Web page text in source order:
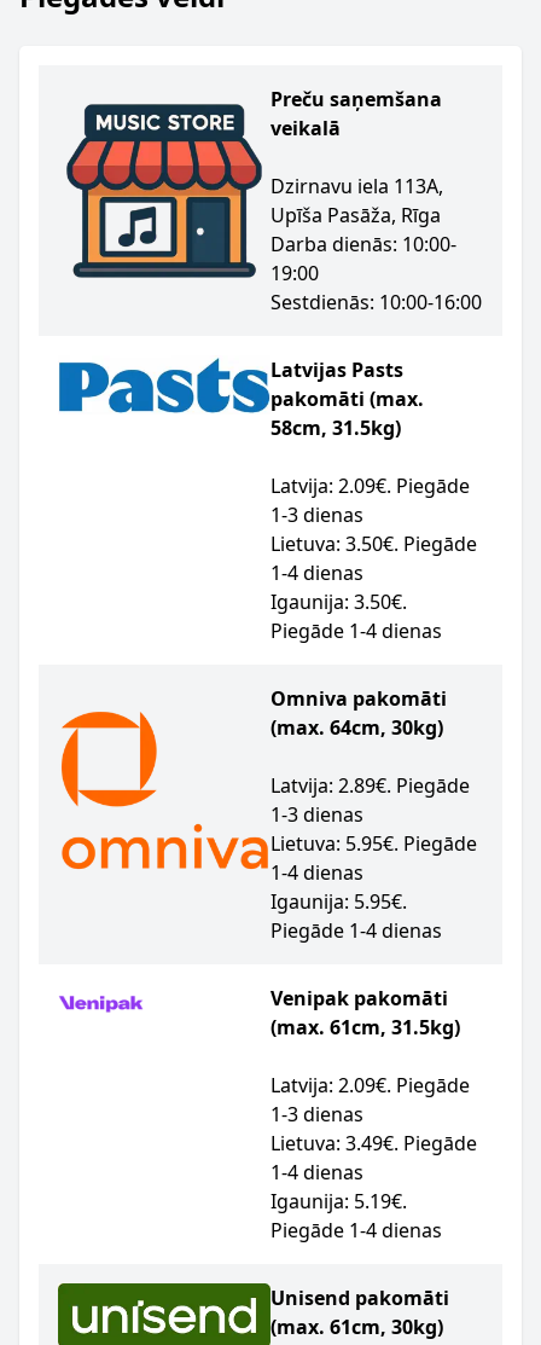
Preču saņemšana
veikalā
Dzirnavu iela 113A,
Upīša Pasāža, Rīga
Darba dienās: 10:00-
19:00
Sestdienās: 10:00-16:00
Latvijas Pasts
pakomāti (max.
58cm, 31.5kg)
Latvija: 2.09€. Piegāde
1-3 dienas
Lietuva: 3.50€. Piegāde
1-4 dienas
Igaunija: 3.50€.
Piegāde 1-4 dienas
Omniva pakomāti
(max. 64cm, 30kg)
Latvija: 2.89€. Piegāde
1-3 dienas
Lietuva: 5.95€. Piegāde
1-4 dienas
Igaunija: 5.95€.
Piegāde 1-4 dienas
Venipak pakomāti
(max. 61cm, 31.5kg)
Latvija: 2.09€. Piegāde
1-3 dienas
Lietuva: 3.49€. Piegāde
1-4 dienas
Igaunija: 5.19€.
Piegāde 1-4 dienas
Unisend pakomāti
(max. 61cm, 30kg)